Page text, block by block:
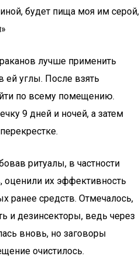
будет пища моя им серой,
лучше применить
углы. После взять
по всему помещению.
9 дней и ночей, а затем
ритуалы, в частности
оценили их эффективность
ранее средств. Отмечалось,
и дезинсекторы, ведь через
вновь, но заговоры
очистилось.